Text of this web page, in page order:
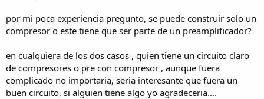
por mi poca experiencia pregunto, se puede construir solo un
compresor o este tiene que ser parte de un preamplificador?
en cualquiera de los dos casos , quien tiene un circuito claro
de compresores o pre con compresor , aunque fuera
complicado no importaria, seria interesante que fuera un
buen circuito, si alguien tiene algo yo agradeceria....